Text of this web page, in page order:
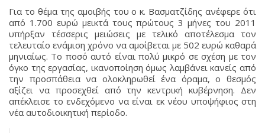
Για το θέμα της αμοιβής του ο κ. Βασματζίδης ανέφερε ότι
από 1.700 ευρώ μεικτά τους πρώτους 3 μήνες του 2011
υπήρξαν τέσσερις μειώσεις με τελικό αποτέλεσμα τον
τελευταίο ενάμιση χρόνο να αμοίβεται με 502 ευρώ καθαρά
μηνιαίως. Το ποσό αυτό είναι πολύ μικρό σε σχέση με τον
όγκο της εργασίας, ικανοποίηση όμως λαμβάνει κανείς από
την προσπάθεια να ολοκληρωθεί ένα όραμα, ο θεσμός
αξίζει να προσεχθεί από την κεντρική κυβέρνηση. Δεν
απέκλεισε το ενδεχόμενο να είναι εκ νέου υποψήφιος στη
νέα αυτοδιοικητική περίοδο.